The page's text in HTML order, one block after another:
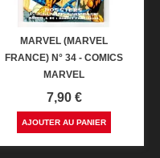
MARVEL (MARVEL
FRANCE) N° 34 - COMICS
MARVEL
Prix
7,90 €
AJOUTER AU PANIER